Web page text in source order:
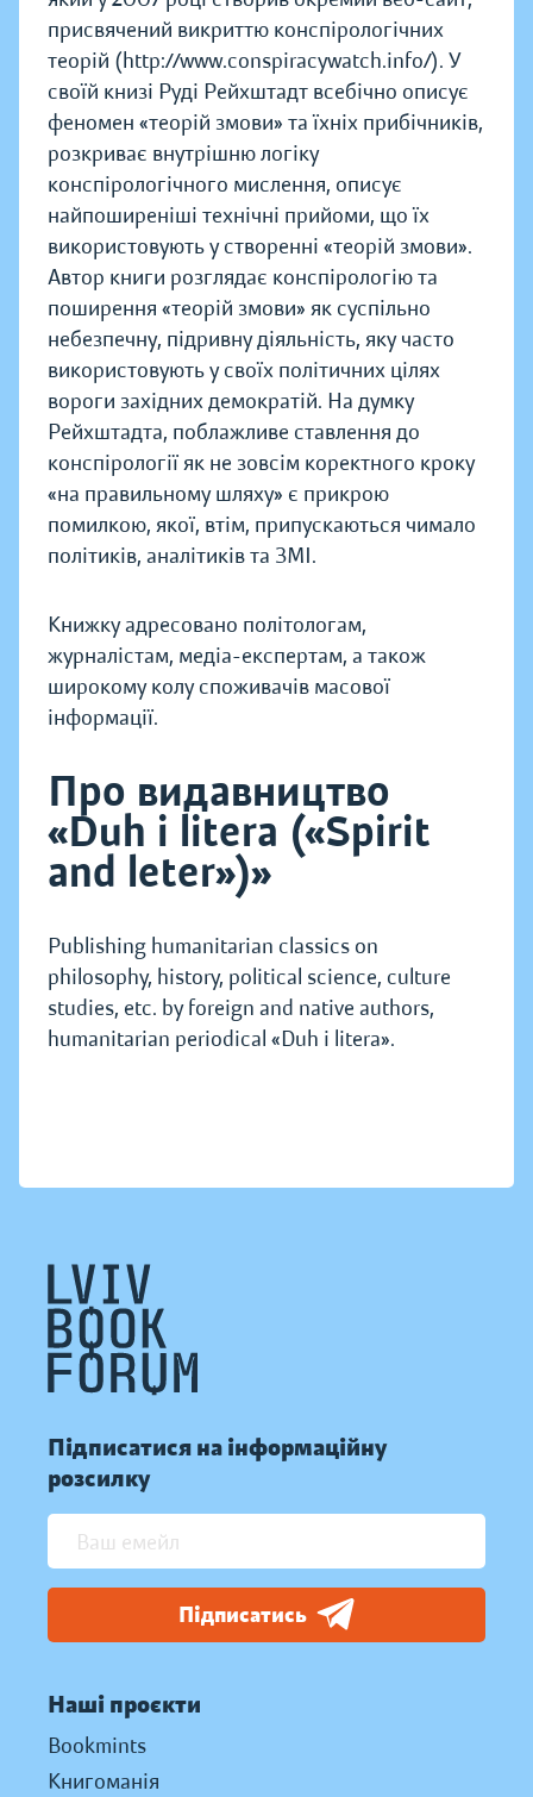
присвячений викриттю конспірологічних
теорій (http://www.conspiracywatch.info/). У
своїй книзі Руді Рейхштадт всебічно описує
феномен «теорій змови» та їхніх прибічників,
розкриває внутрішню логіку
конспірологічного мислення, описує
найпоширеніші технічні прийоми, що їх
використовують у створенні «теорій змови».
Автор книги розглядає конспірологію та
поширення «теорій змови» як суспільно
небезпечну, підривну діяльність, яку часто
використовують у своїх політичних цілях
вороги західних демократій. На думку
Рейхштадта, поблажливе ставлення до
конспірології як не зовсім коректного кроку
«на правильному шляху» є прикрою
помилкою, якої, втім, припускаються чимало
політиків, аналітиків та ЗМІ.
Книжку адресовано політологам,
журналістам, медіа-експертам, а також
широкому колу споживачів масової
інформації.
Про видавництво
«Duh i litera («Spirit
and leter»)»
Publishing humanitarian classics on
philosophy, history, political science, culture
studies, etc. by foreign and native authors,
humanitarian periodical «Duh i litera».
Підписатися на інформаційну
розсилку
Підписатись
Наші проєкти
Bookmints
Книгоманія